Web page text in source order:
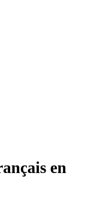
en